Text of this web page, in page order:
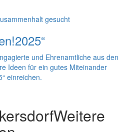
gesucht
und Ehrenamtliche aus den
Ideen für ein gutes Miteinander
einreichen.
Weitere